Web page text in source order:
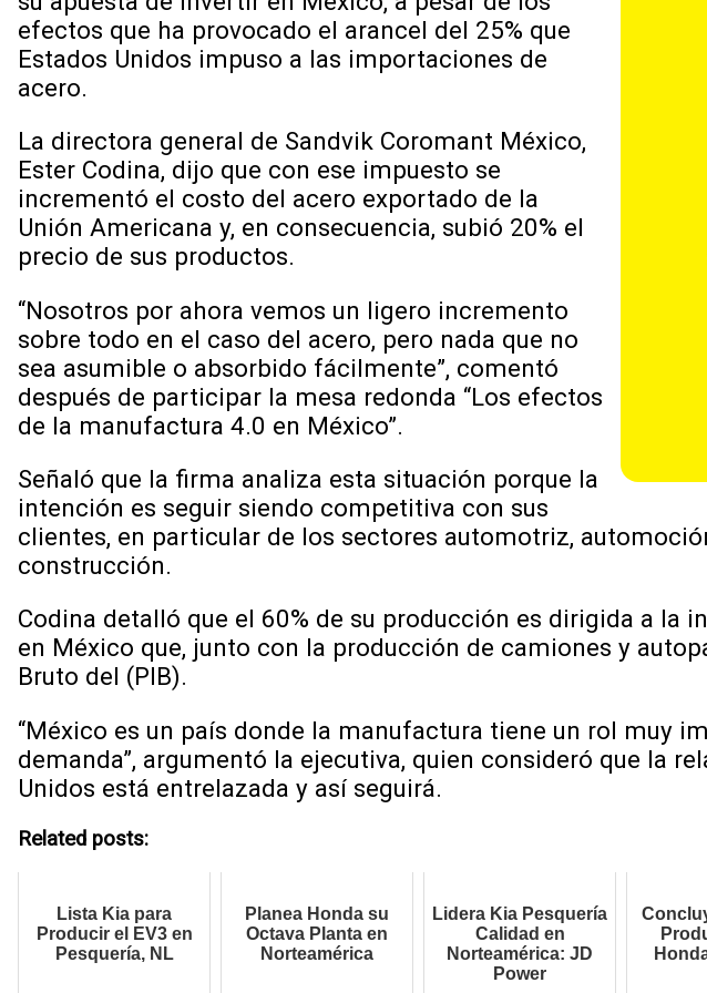
efectos que ha provocado el arancel del 25% que
Estados Unidos impuso a las importaciones de
acero.
La directora general de Sandvik Coromant México,
Ester Codina, dijo que con ese impuesto se
incrementó el costo del acero exportado de la
Unión Americana y, en consecuencia, subió 20% el
precio de sus productos.
“Nosotros por ahora vemos un ligero incremento
sobre todo en el caso del acero, pero nada que no
sea asumible o absorbido fácilmente”, comentó
después de participar la mesa redonda “Los efectos
de la manufactura 4.0 en México”.
Señaló que la firma analiza esta situación porque la
intención es seguir siendo competitiva con sus
clientes, en particular de los sectores automotriz,
construcción.
Codina detalló que el 60% de su producción es dirigida a la
en México que, junto con la producción de camiones y
Bruto del (PIB).
“México es un país donde la manufactura tiene un rol muy
demanda”, argumentó la ejecutiva, quien consideró que la
Unidos está entrelazada y así seguirá.
Related posts:
Lista Kia para
Producir el EV3 en
Pesquería, NL
Planea Honda su
Octava Planta en
Norteamérica
Lidera Kia Pesquería
Calidad en
Norteamérica: JD
Power